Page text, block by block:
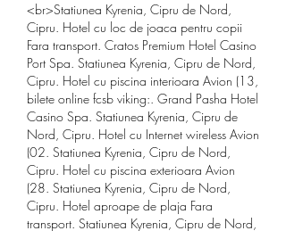
<br>Statiunea Kyrenia, Cipru de Nord,
Cipru. Hotel cu loc de joaca pentru copii
Fara transport. Cratos Premium Hotel Casino
Port Spa. Statiunea Kyrenia, Cipru de Nord,
Cipru. Hotel cu piscina interioara Avion (13,
bilete online fcsb viking:. Grand Pasha Hotel
Casino Spa. Statiunea Kyrenia, Cipru de
Nord, Cipru. Hotel cu Internet wireless Avion
(02. Statiunea Kyrenia, Cipru de Nord,
Cipru. Hotel cu piscina exterioara Avion
(28. Statiunea Kyrenia, Cipru de Nord,
Cipru. Hotel aproape de plaja Fara
transport. Statiunea Kyrenia, Cipru de Nord,